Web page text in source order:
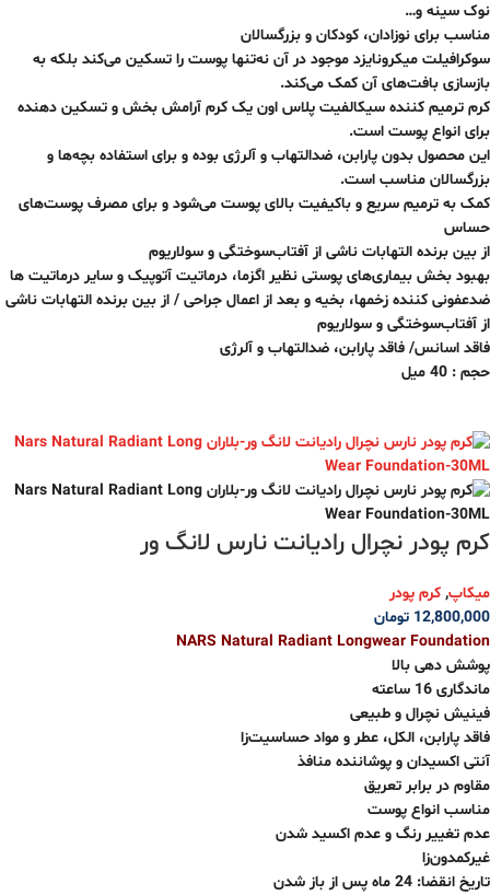
نوک سینه و…
مناسب برای نوزادان، کودکان و بزرگسالان
سوکرافیلت میکرونایزد موجود در آن نه‌تنها پوست را تسکین می‌کند بلکه به
بازسازی بافت‌های آن کمک می‌کند.
کرم ترمیم کننده سیکالفیت پلاس اون یک کرم آرامش بخش و تسکین دهنده
برای انواع پوست است.
این محصول بدون پارابن، ضدالتهاب و آلرژی بوده و برای استفاده بچه‌ها و
بزرگسالان مناسب است.
کمک به ترمیم سریع و باکیفیت بالای پوست می‌شود و برای مصرف پوست‌های
حساس
از بین برنده التهابات ناشی از آفتاب‌سوختگی و سولاریوم
بهبود بخش بیماری‌های پوستی نظیر اگزما، درماتیت آتوپیک و سایر درماتیت ها
ضدعفونی کننده زخمها، بخیه و بعد از اعمال جراحی / از بین برنده التهابات ناشی
از آفتاب‌سوختگی و سولاریوم
فاقد اسانس/ فاقد پارابن، ضدالتهاب و آلرژی
حجم : 40 میل
کرم پودر نچرال رادیانت نارس لانگ ور
میکاپ, کرم پودر
12,800,000 تومان
NARS Natural Radiant Longwear Foundation
پوشش‌ دهی بالا
ماندگاری 16 ساعته
فینیش نچرال و طبیعی
فاقد پارابن، الکل، عطر و مواد حساسیت‌زا
آنتی اکسیدان و پوشاننده منافذ
مقاوم در برابر تعریق
مناسب انواع پوست
عدم تغییر رنگ و عدم اکسید شدن
غیرکمدون‌زا
تاریخ انقضا: 24 ماه پس از باز شدن